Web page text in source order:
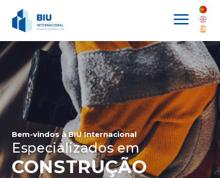
Bem-vindos àBIU Internacional
Especializados em
CONSTRUÇÃO